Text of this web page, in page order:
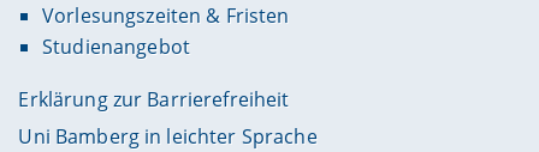
Vorlesungszeiten & Fristen
Studienangebot
Erklärung zur Barrierefreiheit
Uni Bamberg in leichter Sprache